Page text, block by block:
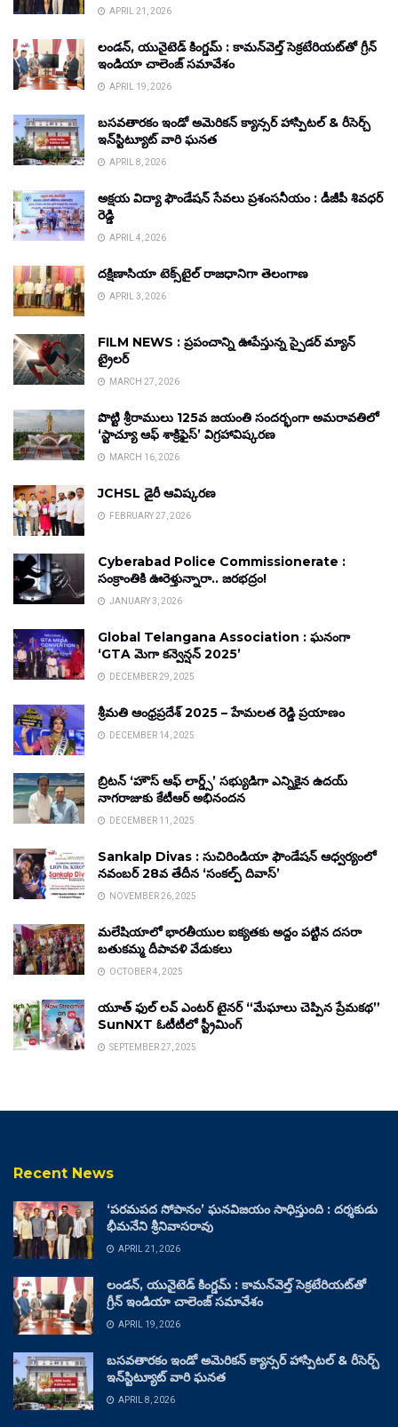
APRIL 21, 2026
లండన్, యునైటెడ్ కింగ్డమ్ : కామన్‌వెల్త్ సెక్రటేరియట్‌తో గ్రీన్
ఇండియా చాలెంజ్ సమావేశం
APRIL 19, 2026
బసవతారకం ఇండో అమెరికన్ క్యాన్సర్ హాస్పిటల్ & రీసెర్చ్
ఇన్‌స్టిట్యూట్ వారి ఘనత
APRIL 8, 2026
అక్షయ విద్యా ఫౌండేషన్ సేవలు ప్రశంసనీయం : డీజీపీ శివధర్
రెడ్డి
APRIL 4, 2026
దక్షిణాసియా టెక్స్‌టైల్ రాజధానిగా తెలంగాణ
APRIL 3, 2026
FILM NEWS : ప్రపంచాన్ని ఊపేస్తున్న స్పైడర్ మ్యాన్
ట్రైలర్
MARCH 27, 2026
పొట్టి శ్రీరాములు 125వ జయంతి సందర్భంగా అమరావతిలో
‘స్టాచ్యూ ఆఫ్ శాక్రిఫైస్’ విగ్రహావిష్కరణ
MARCH 16, 2026
JCHSL డైరీ ఆవిష్కరణ
FEBRUARY 27, 2026
Cyberabad Police Commissionerate :
సంక్రాంతికి ఊరెళ్తున్నారా.. జరభద్రం!
JANUARY 3, 2026
Global Telangana Association : ఘనంగా
‘GTA మెగా కన్వెన్షన్ 2025’
DECEMBER 29, 2025
శ్రీమతి ఆంధ్రప్రదేశ్ 2025 – హేమలత రెడ్డి ప్రయాణం
DECEMBER 14, 2025
బ్రిటన్ ‘హౌస్ ఆఫ్ లార్డ్స్’ సభ్యుడిగా ఎన్నికైన ఉదయ్
నాగరాజుకు కేటీఆర్ అభినందన
DECEMBER 11, 2025
Sankalp Divas : సుచిరిండియా ఫౌండేషన్ ఆధ్వర్యంలో
నవంబర్ 28వ తేదీన ‘సంకల్ప్ దివాస్’
NOVEMBER 26, 2025
మలేషియాలో భారతీయుల ఐక్యతకు అద్దం పట్టిన దసరా
బతుకమ్మ దీపావళి వేడుకలు
OCTOBER 4, 2025
యూత్ ఫుల్ లవ్ ఎంటర్ టైనర్ “మేఘాలు చెప్పిన ప్రేమకథ”
SunNXT ఓటీటీలో స్ట్రీమింగ్
SEPTEMBER 27, 2025
Recent News
‘పరమపద సోపానం’ ఘనవిజయం సాధిస్తుంది : దర్శకుడు
భీమనేని శ్రీనివాసరావు
APRIL 21, 2026
లండన్, యునైటెడ్ కింగ్డమ్ : కామన్‌వెల్త్ సెక్రటేరియట్‌తో
గ్రీన్ ఇండియా చాలెంజ్ సమావేశం
APRIL 19, 2026
బసవతారకం ఇండో అమెరికన్ క్యాన్సర్ హాస్పిటల్ & రీసెర్చ్
ఇన్‌స్టిట్యూట్ వారి ఘనత
APRIL 8, 2026